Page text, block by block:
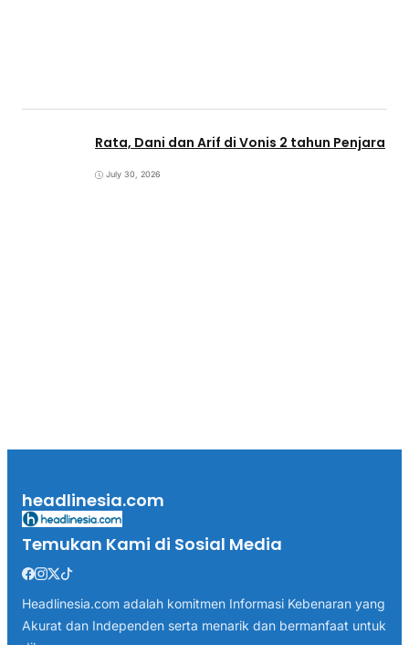
Rata, Dani dan Arif di Vonis 2 tahun Penjara
July 30, 2026
headlinesia.com
Temukan Kami di Sosial Media
Headlinesia.com adalah komitmen Informasi Kebenaran yang
Akurat dan Independen serta menarik dan bermanfaat untuk